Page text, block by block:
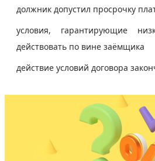
должник допустил просрочку
условия, гарантирующие
действовать по вине заёмщика
действие условий договора